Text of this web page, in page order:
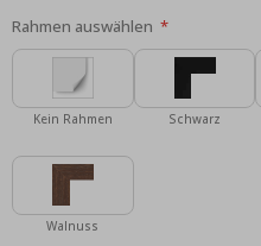
Rahmen auswählen
Kein Rahmen Schwarz
Walnuss